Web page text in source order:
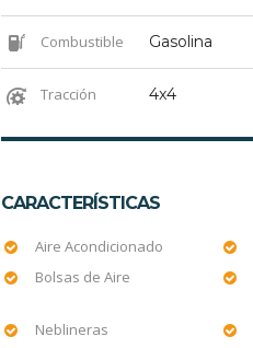
Combustible Gasolina
Tracción 4x4
CARACTERÍSTICAS
Aire Acondicionado
Bolsas de Aire
Neblineras